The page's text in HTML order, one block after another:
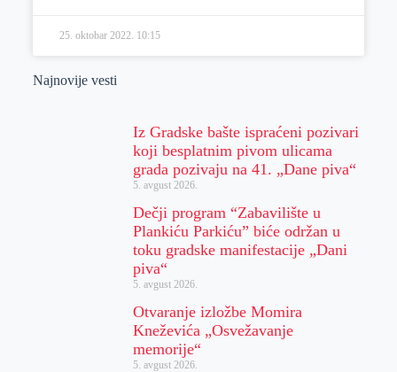
25. oktobar 2022. 10:15
Najnovije vesti
Iz Gradske bašte ispraćeni pozivari
koji besplatnim pivom ulicama
grada pozivaju na 41. „Dane piva“
5. avgust 2026.
Dečji program “Zabavilište u
Plankiću Parkiću” biće održan u
toku gradske manifestacije „Dani
piva“
5. avgust 2026.
Otvaranje izložbe Momira
Kneževića „Osvežavanje
memorije“
5. avgust 2026.